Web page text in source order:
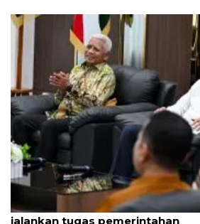
Menko Polkam: Forkopimda
jalankan tugas pemerintahan